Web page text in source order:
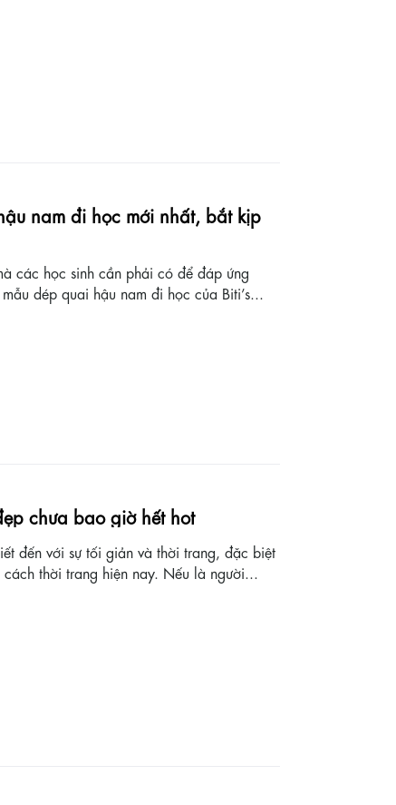
nam đi học mới nhất, bắt kịp
các học sinh cần phải có để đáp ứng
dép quai hậu nam đi học của Biti’s...
chưa bao giờ hết hot
đến với sự tối giản và thời trang, đặc biệt
thời trang hiện nay. Nếu là người...